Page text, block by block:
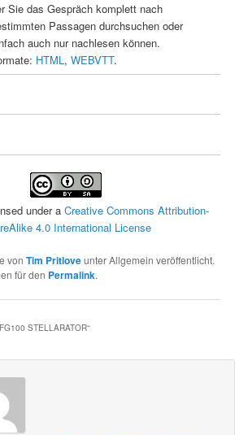
Sie das Gespräch komplett nach
Passagen durchsuchen oder
auch nur nachlesen können.
HTML, WEBVTT.
under a Creative Commons Attribution-
4.0 International License
vonTim Pritloveunter Allgemein veröffentlicht.
für den Permalink.
FG100 STELLARATOR“